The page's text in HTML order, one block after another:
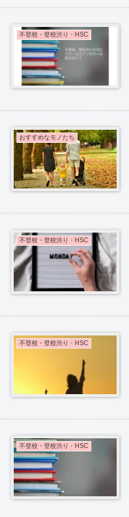
不登校・登校渋り・HSC
おすすめなモノたち
不登校・登校渋り・HSC
不登校・登校渋り・HSC
不登校・登校渋り・HSC